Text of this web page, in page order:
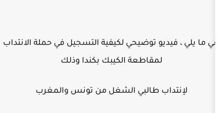
توضيحي لكيفية التسجيل في حملة الانتداب
لمقاطعة الكيبك بكندا وذلك
طالبي الشغل من تونس والمغرب